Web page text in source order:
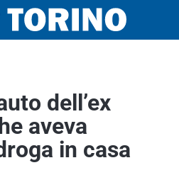
dell’ex
aveva
in casa